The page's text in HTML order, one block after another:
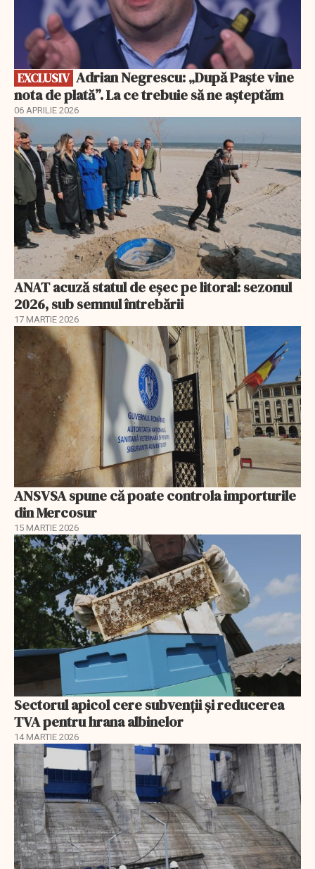
EXCLUSIV
nota de plată”. La ce trebuie să ne așteptăm
06 APRILIE 2026
ANAT acuză statul de eșec pe litoral: sezonul
2026, sub semnul întrebării
17 MARTIE 2026
ANSVSA spune că poate controla importurile
din Mercosur
15 MARTIE 2026
Sectorul apicol cere subvenții și reducerea
TVA pentru hrana albinelor
14 MARTIE 2026
EXCLUSIV